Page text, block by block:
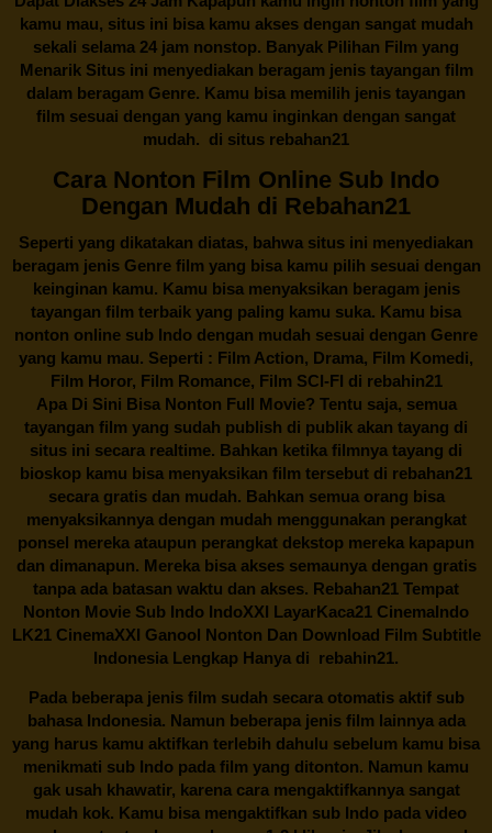
kamu mau, situs ini bisa kamu akses dengan sangat mudah
sekali selama 24 jam nonstop. Banyak Pilihan Film yang
Menarik Situs ini menyediakan beragam jenis tayangan film
dalam beragam Genre. Kamu bisa memilih jenis tayangan
film sesuai dengan yang kamu inginkan dengan sangat
mudah. di situs rebahan21
Cara Nonton Film Online Sub Indo
Dengan Mudah di Rebahan21
Seperti yang dikatakan diatas, bahwa situs ini menyediakan
beragam jenis Genre film yang bisa kamu pilih sesuai dengan
keinginan kamu. Kamu bisa menyaksikan beragam jenis
tayangan film terbaik yang paling kamu suka. Kamu bisa
nonton online sub Indo dengan mudah sesuai dengan Genre
yang kamu mau. Seperti : Film Action, Drama, Film Komedi,
Film Horor, Film Romance, Film SCI-FI di rebahin21
Apa Di Sini Bisa Nonton Full Movie? Tentu saja, semua
tayangan film yang sudah publish di publik akan tayang di
situs ini secara realtime. Bahkan ketika filmnya tayang di
bioskop kamu bisa menyaksikan film tersebut di rebahan21
secara gratis dan mudah. Bahkan semua orang bisa
menyaksikannya dengan mudah menggunakan perangkat
ponsel mereka ataupun perangkat dekstop mereka kapapun
dan dimanapun. Mereka bisa akses semaunya dengan gratis
tanpa ada batasan waktu dan akses. Rebahan21 Tempat
Nonton Movie Sub Indo IndoXXI LayarKaca21 CinemaIndo
LK21 CinemaXXI Ganool Nonton Dan Download Film Subtitle
Indonesia Lengkap Hanya di rebahin21.
Pada beberapa jenis film sudah secara otomatis aktif sub
bahasa Indonesia. Namun beberapa jenis film lainnya ada
yang harus kamu aktifkan terlebih dahulu sebelum kamu bisa
menikmati sub Indo pada film yang ditonton. Namun kamu
gak usah khawatir, karena cara mengaktifkannya sangat
mudah kok. Kamu bisa mengaktifkan sub Indo pada video